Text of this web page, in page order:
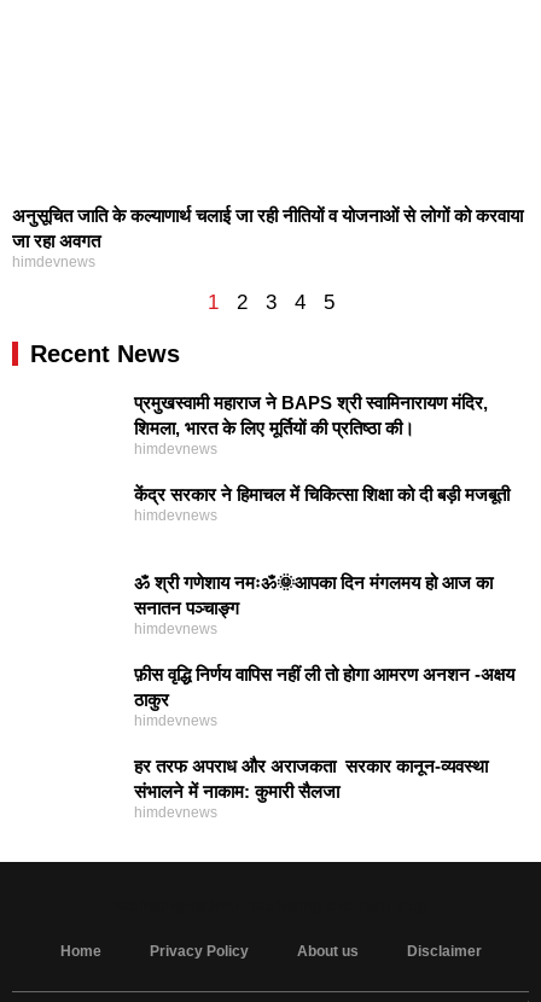
अनुसूचित जाति के कल्याणार्थ चलाई जा रही नीतियों व योजनाओं से लोगों को करवाया
जा रहा अवगत
himdevnews
1 2 3 4 5
Recent News
प्रमुखस्वामी महाराज ने BAPS श्री स्वामिनारायण मंदिर,
शिमला, भारत के लिए मूर्तियों की प्रतिष्ठा की।
himdevnews
केंद्र सरकार ने हिमाचल में चिकित्सा शिक्षा को दी बड़ी मजबूती
himdevnews
ॐ श्री गणेशाय नमःॐ🌞आपका दिन मंगलमय हो आज का
सनातन पञ्चाङ्ग
himdevnews
फ़ीस वृद्धि निर्णय वापिस नहीं ली तो होगा आमरण अनशन -अक्षय
ठाकुर
himdevnews
हर तरफ अपराध और अराजकता सरकार कानून-व्यवस्था
संभालने में नाकाम: कुमारी सैलजा
himdevnews
Home Privacy Policy About us Disclaimer